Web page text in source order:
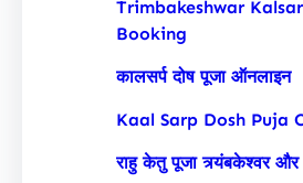
Trimbakeshwar
Booking
कालसर्प दोष पूजा ऑनलाइन
Kaal Sarp Dosh Puja
राहु केतु पूजा त्र्यंबकेश्वर